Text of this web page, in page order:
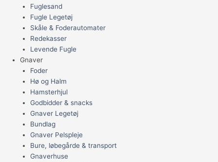
Fuglesand
Fugle Legetøj
Skåle & Foderautomater
Redekasser
Levende Fugle
Gnaver
Foder
Hø og Halm
Hamsterhjul
Godbidder & snacks
Gnaver Legetøj
Bundlag
Gnaver Pelspleje
Bure, løbegårde & transport
Gnaverhuse